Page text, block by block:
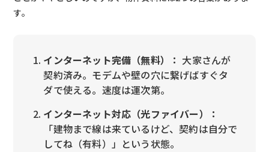
す。
インターネット完備（無料）： 大家さんが
契約済み。モデムや壁の穴に繋げばすぐタ
ダで使える。速度は運次第。
インターネット対応（光ファイバー）：
「建物まで線は来ているけど、契約は自分で
してね（有料）」という状態。